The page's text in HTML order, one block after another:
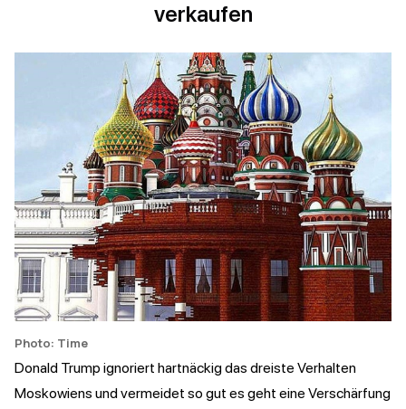
verkaufen
Photo: Time
Donald Trump ignoriert hartnäckig das dreiste Verhalten
Moskowiens und vermeidet so gut es geht eine Verschärfung